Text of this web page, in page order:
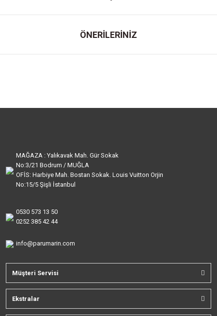
ÖNERİLERİNİZ
MAĞAZA : Yalıkavak Mah. Gür Sokak
No:3/21 Bodrum / MUĞLA
OFİS: Harbiye Mah. Bostan Sokak. Louis Vuitton Orjin
No:15/5 Şişli İstanbul
0530 573 13 50
0252 385 42 44
info@parumarin.com
Müşteri Servisi
Ekstralar